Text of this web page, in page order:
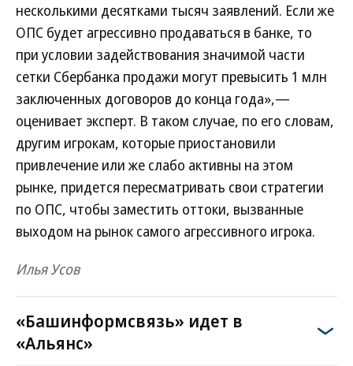
несколькими десятками тысяч заявлений. Если же
ОПС будет агрессивно продаваться в банке, то
при условии задействования значимой части
сетки Сбербанка продажи могут превысить 1 млн
заключенных договоров до конца года»,—
оценивает эксперт. В таком случае, по его словам,
другим игрокам, которые приостановили
привлечение или же слабо активны на этом
рынке, придется пересматривать свои стратегии
по ОПС, чтобы заместить оттоки, вызванные
выходом на рынок самого агрессивного игрока.
Илья Усов
«Башинформсвязь» идет в
«Альянс»